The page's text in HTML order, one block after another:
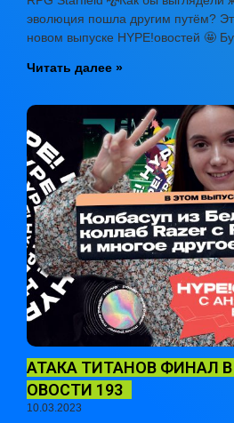
эволюция пошла другим путём?
новом выпуске HYPE!овостей 🤩
Читать далее »
АТАКА ТИТАНОВ ФИНАЛ В
ОВОСТИ 193
10.03.2023